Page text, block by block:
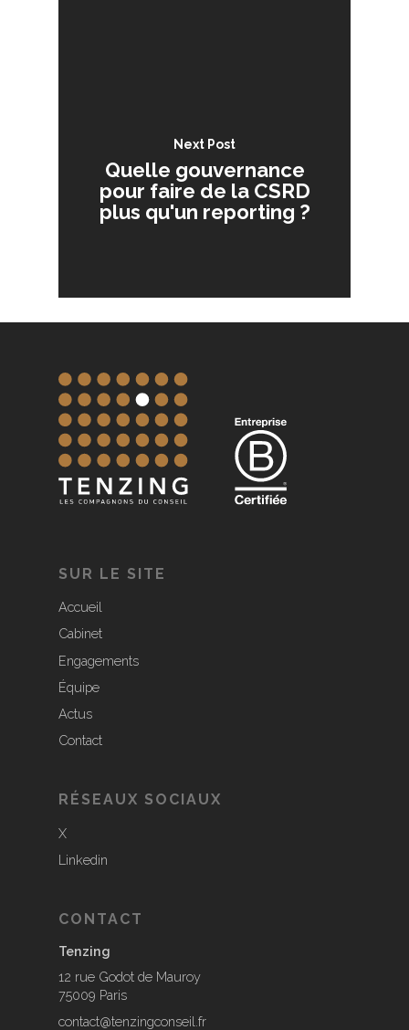
Next Post
Quelle gouvernance
pour faire de la CSRD
plus qu'un reporting ?
SUR LE SITE
Accueil
Cabinet
Engagements
Équipe
Actus
Contact
RÉSEAUX SOCIAUX
X
Linkedin
CONTACT
Tenzing
12 rue Godot de Mauroy
75009 Paris
contact@tenzingconseil.fr